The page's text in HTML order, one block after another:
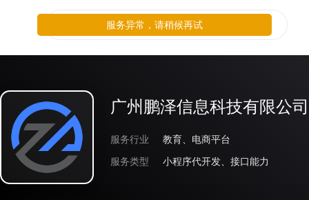
广州鹏泽信息科技有限公司
服务行业
教育、电商平台
服务类型
小程序代开发、接口能力
服务异常，请稍候再试